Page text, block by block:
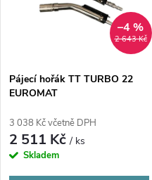
2 643 Kč
–4 %
Pájecí hořák TT TURBO 22
EUROMAT
3 038 Kč včetně DPH
2 511 Kč/ ks
Skladem